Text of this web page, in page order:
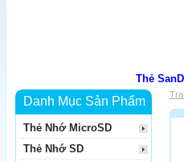
Thẻ
Danh Mục Sản Phẩm
Thẻ Nhớ MicroSD
Thẻ Nhớ SD